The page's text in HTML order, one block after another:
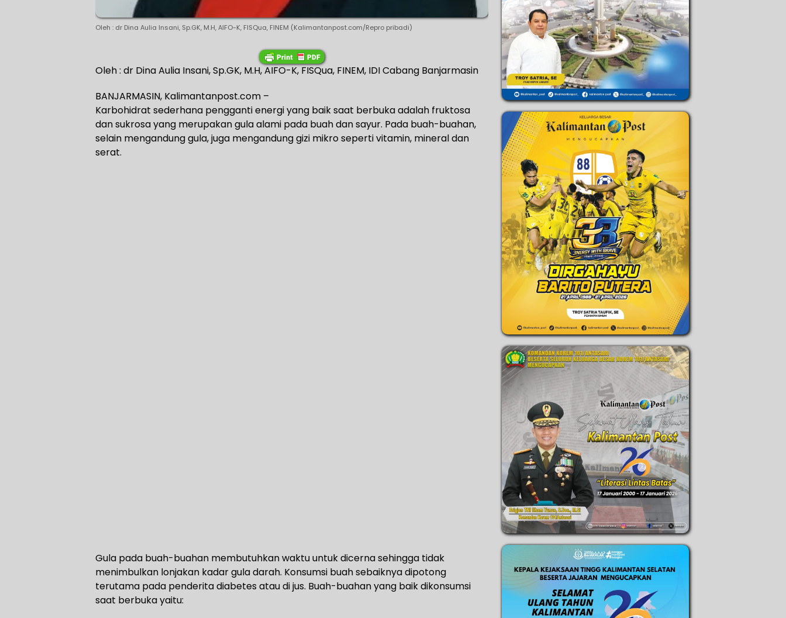
Oleh : dr Dina Aulia Insani, Sp.GK, M.H, AIFO-K, FISQua, FINEM (Kalimantanpost.com/Repro pribadi)
Oleh : dr Dina Aulia Insani, Sp.GK, M.H, AIFO-K, FISQua, FINEM, IDI Cabang Banjarmasin
BANJARMASIN, Kalimantanpost.com –
Karbohidrat sederhana pengganti energi yang baik saat berbuka adalah fruktosa
dan sukrosa yang merupakan gula alami pada buah dan sayur. Pada buah-buahan,
selain mengandung gula, juga mengandung gizi mikro seperti vitamin, mineral dan
serat.
Gula pada buah-buahan membutuhkan waktu untuk dicerna sehingga tidak
menimbulkan lonjakan kadar gula darah. Konsumsi buah sebaiknya dipotong
terutama pada penderita diabetes atau di jus. Buah-buahan yang baik dikonsumsi
saat berbuka yaitu: